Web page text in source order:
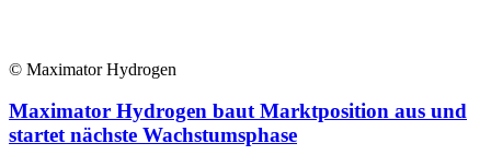
© Maximator Hydrogen
Maximator Hydrogen baut Marktposition aus und
startet nächste Wachstumsphase